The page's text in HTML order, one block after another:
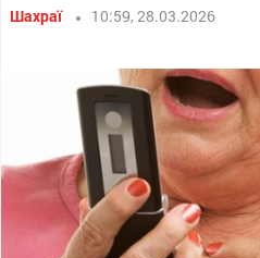
Шахраї 10:59, 28.03.2026